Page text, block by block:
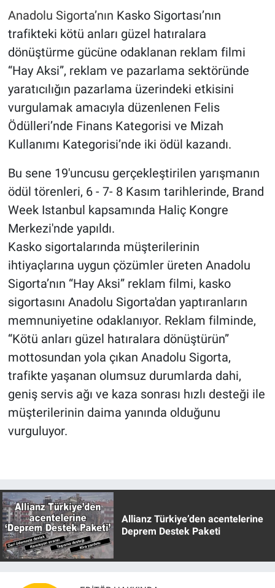
Anadolu Sigorta’nın Kasko Sigortası’nın
trafikteki kötü anları güzel hatıralara
dönüştürme gücüne odaklanan reklam filmi
“Hay Aksi”, reklam ve pazarlama sektöründe
yaratıcılığın pazarlama üzerindeki etkisini
vurgulamak amacıyla düzenlenen Felis
Ödülleri’nde Finans Kategorisi ve Mizah
Kullanımı Kategorisi’nde iki ödül kazandı.
Bu sene 19'uncusu gerçekleştirilen yarışmanın
ödül törenleri, 6 - 7- 8 Kasım tarihlerinde, Brand
Week Istanbul kapsamında Haliç Kongre
Merkezi'nde yapıldı.
Kasko sigortalarında müşterilerinin
ihtiyaçlarına uygun çözümler üreten Anadolu
Sigorta’nın “Hay Aksi” reklam filmi, kasko
sigortasını Anadolu Sigorta'dan yaptıranların
memnuniyetine odaklanıyor. Reklam filminde,
“Kötü anları güzel hatıralara dönüştürün”
mottosundan yola çıkan Anadolu Sigorta,
trafikte yaşanan olumsuz durumlarda dahi,
geniş servis ağı ve kaza sonrası hızlı desteği ile
müşterilerinin daima yanında olduğunu
vurguluyor.
Allianz Türkiye’den acentelerine
Deprem Destek Paketi